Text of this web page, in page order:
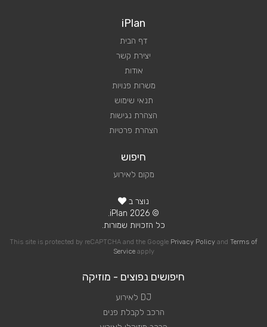
iPlan
דף הבית
יצירת קשר
אודות
משרות פנויות
תנאי שימוש
הצהרת נגישות
הצהרת פרטיות
חיפוש
מקום לאירוע
נוצר ב
© 2026 iPlan.
כל הזכויות שמורות.
This site is protected by reCAPTCHA and the Google Privacy Policy and Terms of
Serviceapply
חיפושים נפוצים - מוזיקה
DJ לאירוע
הרכב לקבלת פנים